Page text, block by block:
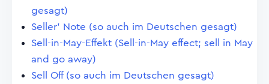
gesagt)
Seller' Note (so auch im Deutschen gesagt)
Sell-in-May-Effekt (Sell-in-May effect; sell in May
and go away)
Sell Off (so auch im Deutschen gesagt)